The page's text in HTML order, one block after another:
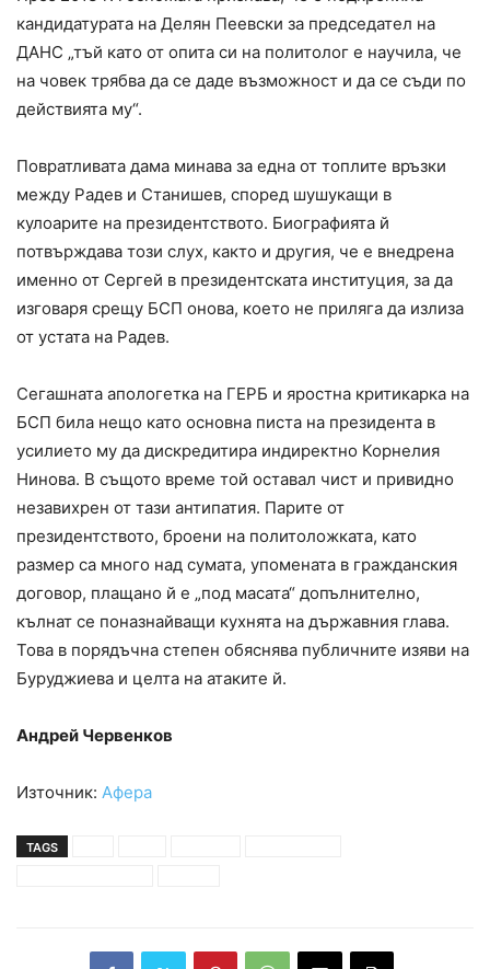
кандидатурата на Делян Пеевски за председател на
ДАНС „тъй като от опита си на политолог е научила, че
на човек трябва да се даде възможност и да се съди по
действията му“.
Повратливата дама минава за една от топлите връзки
между Радев и Станишев, според шушукащи в
кулоарите на президентството. Биографията й
потвърждава този слух, както и другия, че е внедрена
именно от Сергей в президентската институция, за да
изговаря срещу БСП онова, което не приляга да излиза
от устата на Радев.
Сегашната апологетка на ГЕРБ и яростна критикарка на
БСП била нещо като основна писта на президента в
усилието му да дискредитира индиректно Корнелия
Нинова. В същото време той оставал чист и привидно
незавихрен от тази антипатия. Парите от
президентството, броени на политоложката, като
размер са много над сумата, упомената в гражданския
договор, плащано й е „под масата“ допълнително,
кълнат се поназнайващи кухнята на държавния глава.
Това в порядъчна степен обяснява публичните изяви на
Буруджиева и целта на атаките й.
Андрей Червенков
Източник: Афера
TAGS